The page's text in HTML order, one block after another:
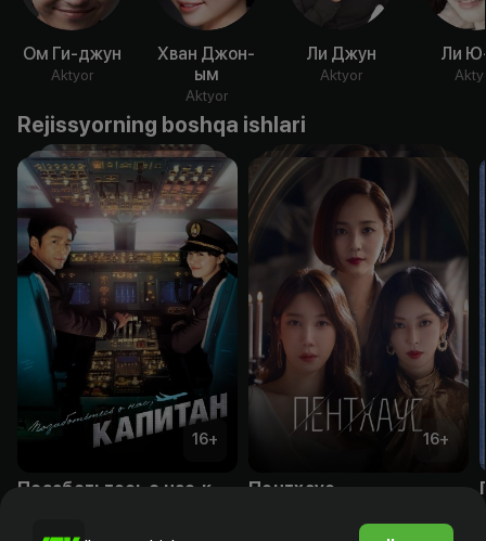
Ом Ги-джун
Aktyor
Хван Джон-
ым
Aktyor
Ли Джун
Aktyor
Ли
Rejissyorning boshqa ishlari
16+ 16+
Пентхаус